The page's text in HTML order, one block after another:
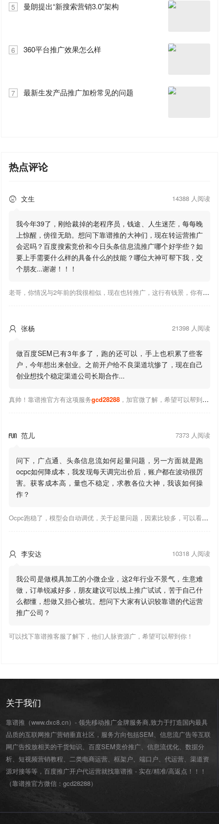
5 曼朗提出“新搜索营销3.0”架构
6 360平台推广效果怎么样
7 最新生发产品推广加粉常见的问题
热点评论
 文生 14388 人阅读
我今年39了，刚给裁掉的老程序员，钱途、人生迷茫，每每晚
上惊醒，傍徨无助。想问下靠谱推的大神们，现在转运营推广
会迟吗？百度搜索竞价和今日头条信息流推广哪个好学些？如
要上手需要什么样的具备什么的技能？哪位大神可帮下我，交
个朋友...谢谢！！！
老哥，你情况与2年前的我很相似，现在也转推广，这行有钱景，你有基础上手会比较快，不必担心。至于学竞价还是信息流哪个好，我是信息流广告入手，现在迷上靠谱推关注大神们的营销推广干货。有空你也可多泡下这站，真能学到不少东西；希望可以帮到你！
 张杨 21398 人阅读
做百度SEM已有3年多了，跑的还可以，手上也积累了些客
户，今年想出来创业。之前开户给不良渠道坑惨了，现在自己
创业想找个稳定渠道公司长期合作...
真帅！靠谱推官方有这项服务gcd28288，加官微了解，希望可以帮到你！
 范儿 7373 人阅读
问下，广点通、头条信息流如何起量问题，另一方面就是跑
ocpc如何降成本，我发现每天调完出价后，账户都在波动很厉
害。获客成本高，量也不稳定，求教各位大神，我该如何操
作？
Ocpc跑稳了，模型会自动调优，关于起量问题，因素比较多，可以看下靠谱推大神出的干货文章，都是经验总结，应该可以找到对应解决。
 李安达 10318 人阅读
我公司是做模具加工的小微企业，这2年行业不景气，生意难
做，订单锐减好多，朋友建议可以线上推广试试，苦于自己什
么都懂，想做又担心被坑。想问下大家有认识较靠谱的代运营
推广公司？
可以找下靠谱推客服了解下，他们人脉资源广，希望可以帮到你！
关于我们
靠谱推（www.dxc8.cn）- 领先移动推广金牌服务商,致力于打造国内最具
品质的互联网推广营销垂直社区，服务方向包括SEM、信息流广告等互联
网广告投放相关的干货知识、百度SEM竞价推广、信息流优化、数据分
析、短视频营销教程、二类电商运营、 框架户 端口户 代运营 、渠道资
源对接等等，百度推广开户代运营就找靠谱推 - 实在/精准/高返点！！！
（靠谱推官方微信： gcd28288）